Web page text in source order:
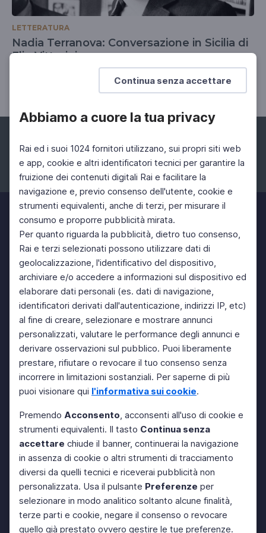
Continua senza accettare
Abbiamo a cuore la tua privacy
Rai ed i suoi 1024 fornitori utilizzano, sui propri siti web
e app, cookie e altri identificatori tecnici per garantire la
fruizione dei contenuti digitali Rai e facilitare la
navigazione e, previo consenso dell'utente, cookie e
strumenti equivalenti, anche di terzi, per misurare il
consumo e proporre pubblicità mirata.
Per quanto riguarda la pubblicità, dietro tuo consenso,
Rai e terzi selezionati possono utilizzare dati di
geolocalizzazione, l'identificativo del dispositivo,
archiviare e/o accedere a informazioni sul dispositivo ed
elaborare dati personali (es. dati di navigazione,
identificatori derivati dall'autenticazione, indirizzi IP, etc)
al fine di creare, selezionare e mostrare annunci
personalizzati, valutare le performance degli annunci e
derivare osservazioni sul pubblico. Puoi liberamente
prestare, rifiutare o revocare il tuo consenso senza
incorrere in limitazioni sostanziali. Per saperne di più
puoi visionare qui l'informativa sui cookie.
Premendo Acconsento, acconsenti all'uso di cookie e
strumenti equivalenti. Il tasto Continua senza
accettare chiude il banner, continuerai la navigazione
in assenza di cookie o altri strumenti di tracciamento
diversi da quelli tecnici e riceverai pubblicità non
personalizzata. Usa il pulsante Preferenze per
selezionare in modo analitico soltanto alcune finalità,
terze parti e cookie, negare il consenso o revocare
quello già prestato ovvero gestire le tue preferenze.
LETTERATURA
Nadia Terranova: Conversazione in Sicilia di
Elio Vittorini
Capolavori della letteratura italiana
Facebook Instagram Twitter